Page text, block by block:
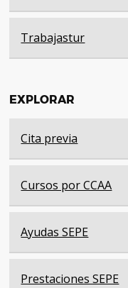
Trabajastur
EXPLORAR
Cita previa
Cursos por CCAA
Ayudas SEPE
Prestaciones SEPE